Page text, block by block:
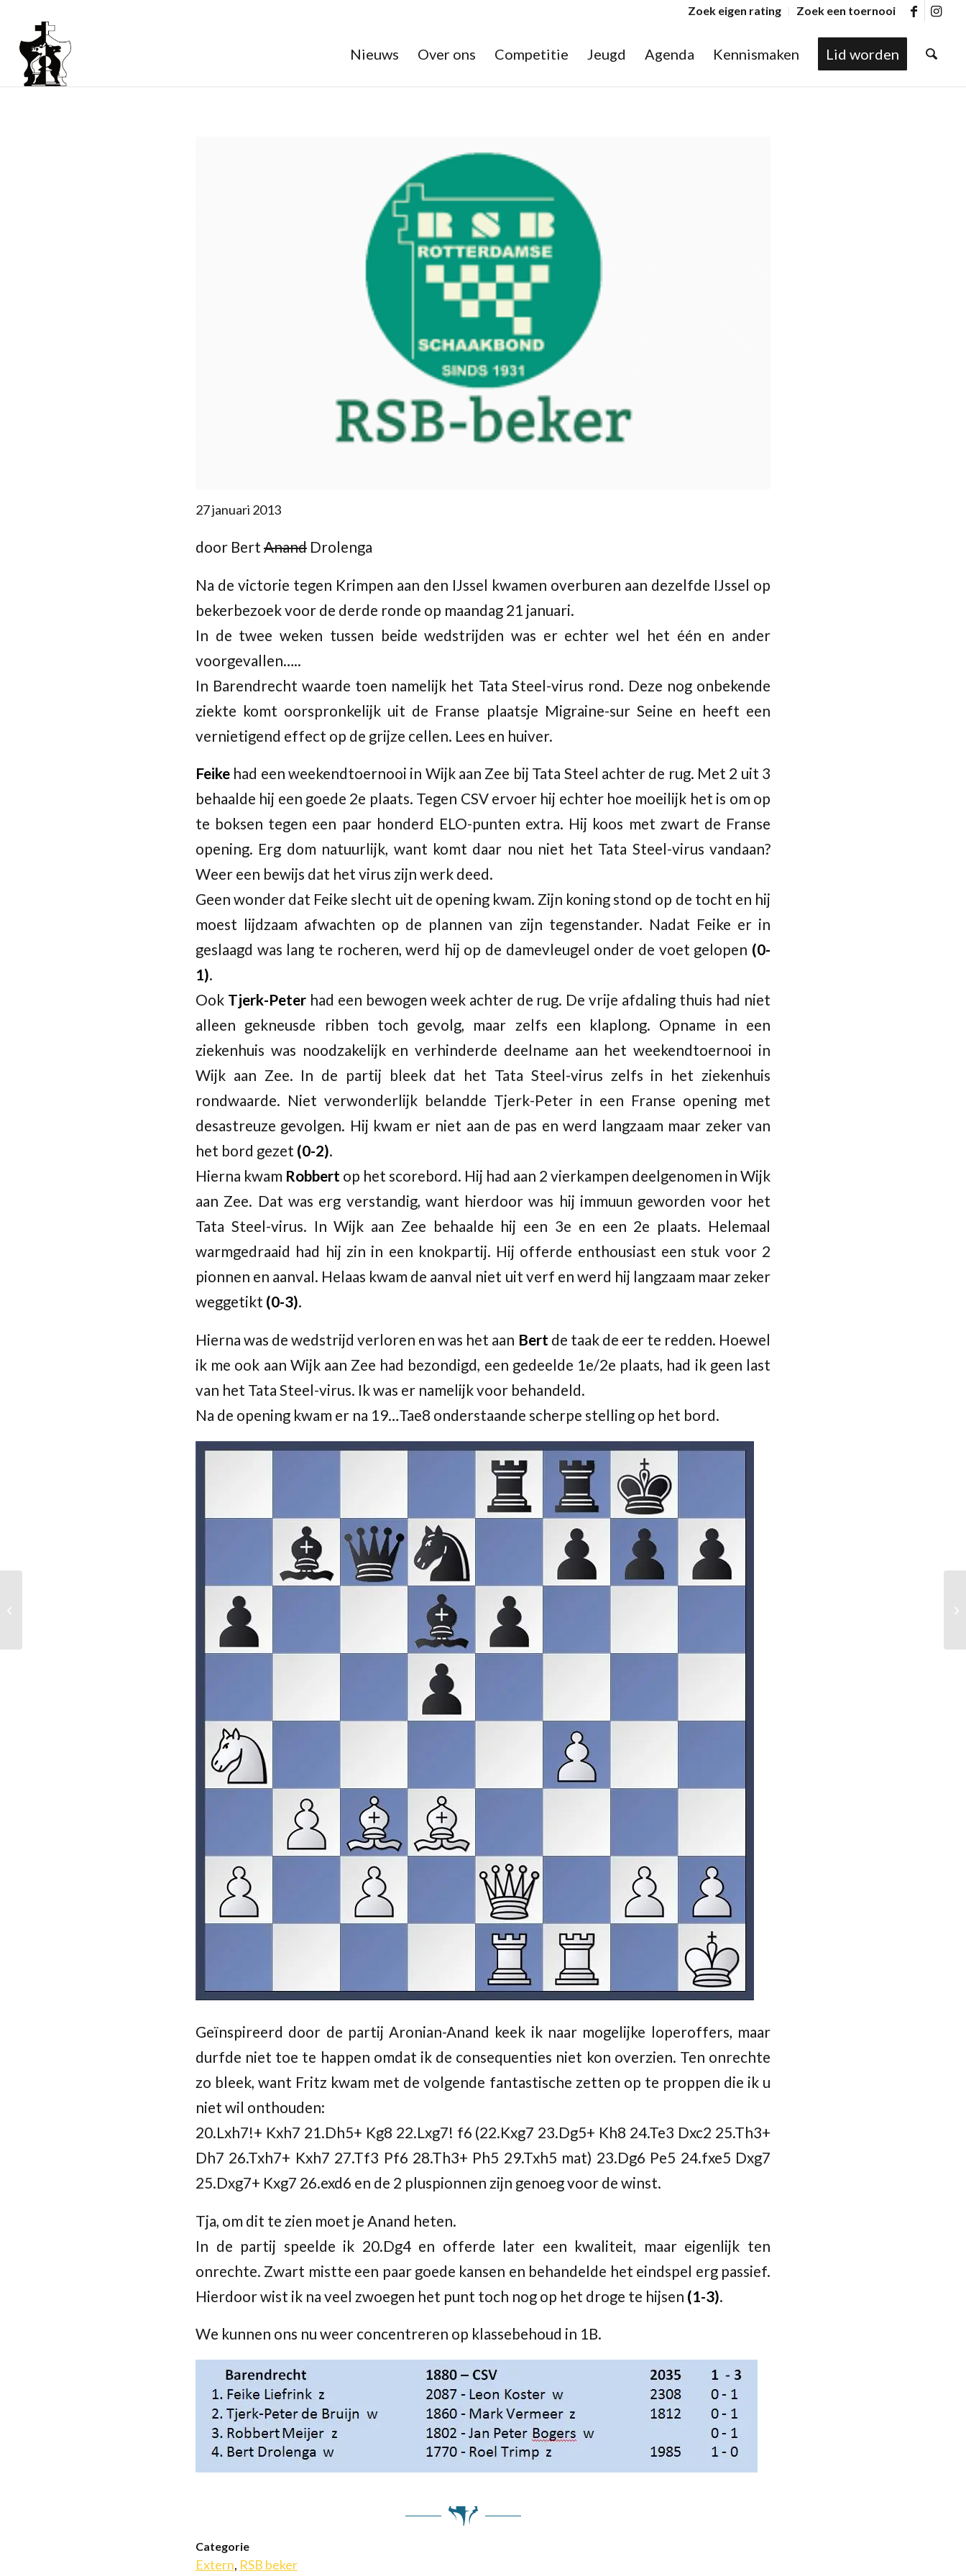
Zoek eigen rating Zoek een toernooi
Nieuws Over ons Competitie Jeugd Agenda Kennismaken Lid worden
27 januari 2013
door Bert AnandDrolenga
Na de victorie tegen Krimpen aan den IJssel kwamen overburen aan dezelfde IJssel op
bekerbezoek voor de derde ronde op maandag 21 januari.
In de twee weken tussen beide wedstrijden was er echter wel het één en ander
voorgevallen…..
In Barendrecht waarde toen namelijk het Tata Steel-virus rond. Deze nog onbekende
ziekte komt oorspronkelijk uit de Franse plaatsje Migraine-sur Seine en heeft een
vernietigend effect op de grijze cellen. Lees en huiver.
Feike had een weekendtoernooi in Wijk aan Zee bij Tata Steel achter de rug. Met 2 uit 3
behaalde hij een goede 2e plaats. Tegen CSV ervoer hij echter hoe moeilijk het is om op
te boksen tegen een paar honderd ELO-punten extra. Hij koos met zwart de Franse
opening. Erg dom natuurlijk, want komt daar nou niet het Tata Steel-virus vandaan?
Weer een bewijs dat het virus zijn werk deed.
Geen wonder dat Feike slecht uit de opening kwam. Zijn koning stond op de tocht en hij
moest lijdzaam afwachten op de plannen van zijn tegenstander. Nadat Feike er in
geslaagd was lang te rocheren, werd hij op de damevleugel onder de voet gelopen (0-
1).
Ook Tjerk-Peter had een bewogen week achter de rug. De vrije afdaling thuis had niet
alleen gekneusde ribben toch gevolg, maar zelfs een klaplong. Opname in een
ziekenhuis was noodzakelijk en verhinderde deelname aan het weekendtoernooi in
Wijk aan Zee. In de partij bleek dat het Tata Steel-virus zelfs in het ziekenhuis
rondwaarde. Niet verwonderlijk belandde Tjerk-Peter in een Franse opening met
desastreuze gevolgen. Hij kwam er niet aan de pas en werd langzaam maar zeker van
het bord gezet (0-2).
Hierna kwam Robbert op het scorebord. Hij had aan 2 vierkampen deelgenomen in Wijk
aan Zee. Dat was erg verstandig, want hierdoor was hij immuun geworden voor het
Tata Steel-virus. In Wijk aan Zee behaalde hij een 3e en een 2e plaats. Helemaal
warmgedraaid had hij zin in een knokpartij. Hij offerde enthousiast een stuk voor 2
pionnen en aanval. Helaas kwam de aanval niet uit verf en werd hij langzaam maar zeker
weggetikt (0-3).
Hierna was de wedstrijd verloren en was het aan Bert de taak de eer te redden. Hoewel
ik me ook aan Wijk aan Zee had bezondigd, een gedeelde 1e/2e plaats, had ik geen last
van het Tata Steel-virus. Ik was er namelijk voor behandeld.
Na de opening kwam er na 19…Tae8 onderstaande scherpe stelling op het bord.
Geïnspireerd door de partij Aronian-Anand keek ik naar mogelijke loperoffers, maar
durfde niet toe te happen omdat ik de consequenties niet kon overzien. Ten onrechte
zo bleek, want Fritz kwam met de volgende fantastische zetten op te proppen die ik u
niet wil onthouden:
20.Lxh7!+ Kxh7 21.Dh5+ Kg8 22.Lxg7! f6 (22.Kxg7 23.Dg5+ Kh8 24.Te3 Dxc2 25.Th3+
Dh7 26.Txh7+ Kxh7 27.Tf3 Pf6 28.Th3+ Ph5 29.Txh5 mat) 23.Dg6 Pe5 24.fxe5 Dxg7
25.Dxg7+ Kxg7 26.exd6 en de 2 pluspionnen zijn genoeg voor de winst.
Tja, om dit te zien moet je Anand heten.
In de partij speelde ik 20.Dg4 en offerde later een kwaliteit, maar eigenlijk ten
onrechte. Zwart mistte een paar goede kansen en behandelde het eindspel erg passief.
Hierdoor wist ik na veel zwoegen het punt toch nog op het droge te hijsen (1-3).
We kunnen ons nu weer concentreren op klassebehoud in 1B.
Categorie
Extern, RSB beker